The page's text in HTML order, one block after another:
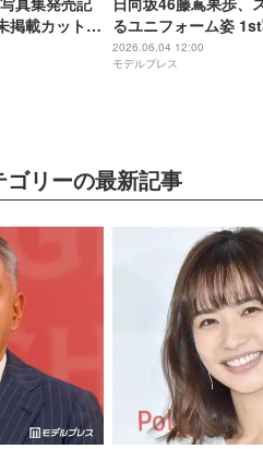
掲載カット使 るユニフォーム姿
ト第4弾解禁
2026.06.04 12:00
モデルプレス
ゴリーの最新記事